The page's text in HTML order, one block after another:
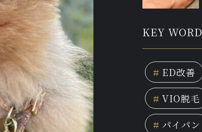
KEY WORD
# ED改善
# VIO脱毛
# パイパン